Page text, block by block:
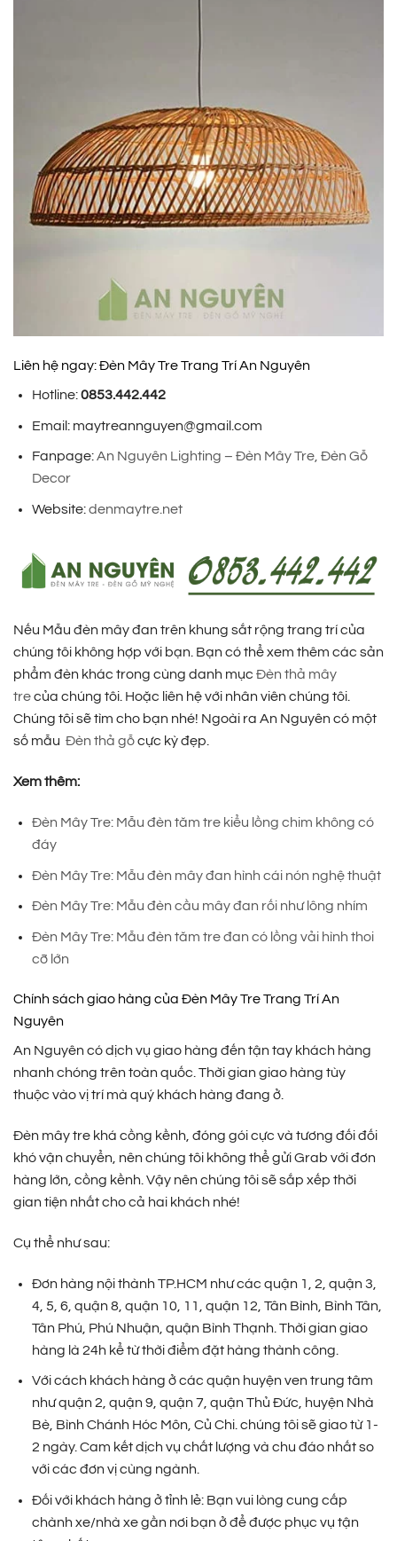
Liên hệ ngay: Đèn Mây Tre Trang Trí An Nguyên
Hotline:0853.442.442
Email: maytreannguyen@gmail.com
Fanpage:An Nguyên Lighting – Đèn Mây Tre, Đèn Gỗ
Decor
Website:denmaytre.net
Nếu Mẫu đèn mây đan trên khung sắt rộng trang trí của
chúng tôi không hợp với bạn. Bạn có thể xem thêm các sản
phẩm đèn khác trong cùng danh mục Đèn thả mây
trecủa chúng tôi. Hoặc liên hệ với nhân viên chúng tôi.
Chúng tôi sẽ tìm cho bạn nhé! Ngoài ra An Nguyên có một
số mẫu Đèn thả gỗcực kỳ đẹp.
Xem thêm:
Đèn Mây Tre: Mẫu đèn tăm tre kiểu lồng chim không có
đáy
Đèn Mây Tre: Mẫu đèn mây đan hình cái nón nghệ thuật
Đèn Mây Tre: Mẫu đèn cầu mây đan rối như lông nhím
Đèn Mây Tre: Mẫu đèn tăm tre đan có lồng vải hình thoi
cỡ lớn
Chính sách giao hàng của Đèn Mây Tre Trang Trí An
Nguyên
An Nguyên có dịch vụ giao hàng đến tận tay khách hàng
nhanh chóng trên toàn quốc. Thời gian giao hàng tùy
thuộc vào vị trí mà quý khách hàng đang ở.
Đèn mây tre khá cồng kềnh, đóng gói cực và tương đối đối
khó vận chuyển, nên chúng tôi không thể gửi Grab với đơn
hàng lớn, cồng kềnh. Vậy nên chúng tôi sẽ sắp xếp thời
gian tiện nhất cho cả hai khách nhé!
Cụ thể như sau:
Đơn hàng nội thành TP.HCM như các quận 1, 2, quận 3,
4, 5, 6, quận 8, quận 10, 11, quận 12, Tân Bình, Bình Tân,
Tân Phú, Phú Nhuận, quận Bình Thạnh. Thời gian giao
hàng là 24h kể từ thời điểm đặt hàng thành công.
Với cách khách hàng ở các quận huyện ven trung tâm
như quận 2, quận 9, quận 7, quận Thủ Đức, huyện Nhà
Bè, Bình Chánh Hóc Môn, Củ Chi. chúng tôi sẽ giao từ 1-
2 ngày. Cam kết dịch vụ chất lượng và chu đáo nhất so
với các đơn vị cùng ngành.
Đối với khách hàng ở tỉnh lẻ: Bạn vui lòng cung cấp
chành xe/nhà xe gần nơi bạn ở để được phục vụ tận